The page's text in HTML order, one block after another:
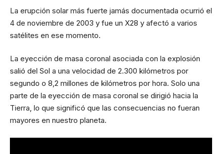
La erupción solar más fuerte jamás documentada ocurrió el
4 de noviembre de 2003 y fue un X28 y afectó a varios
satélites en ese momento.
La eyección de masa coronal asociada con la explosión
salió del Sol a una velocidad de 2.300 kilómetros por
segundo o 8,2 millones de kilómetros por hora. Solo una
parte de la eyección de masa coronal se dirigió hacia la
Tierra, lo que significó que las consecuencias no fueran
mayores en nuestro planeta.